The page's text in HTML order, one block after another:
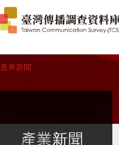
產業新聞
產業新聞